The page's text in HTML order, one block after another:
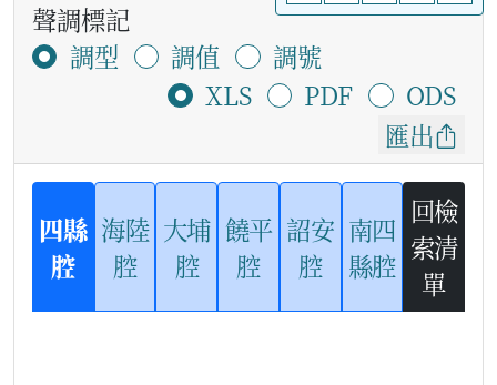
聲調標記
調型
調值
調號
XLS
PDF
ODS
匯出
四縣
腔
海陸
腔
大埔
腔
饒平
腔
詔安
腔
南四
縣腔
回檢
索清
單